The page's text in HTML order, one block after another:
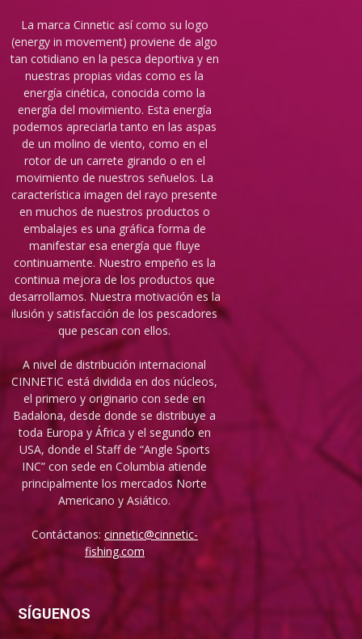
La marca Cinnetic así como su logo
(energy in movement) proviene de algo
tan cotidiano en la pesca deportiva y en
nuestras propias vidas como es la
energía cinética, conocida como la
energía del movimiento. Esta energía
podemos apreciarla tanto en las aspas
de un molino de viento, como en el
rotor de un carrete girando o en el
movimiento de nuestros señuelos. La
característica imagen del rayo presente
en muchos de nuestros productos o
embalajes es una gráfica forma de
manifestar esa energía que fluye
continuamente. Nuestro empeño es la
continua mejora de los productos que
desarrollamos. Nuestra motivación es la
ilusión y satisfacción de los pescadores
que pescan con ellos.
A nivel de distribución internacional
CINNETIC está dividida en dos núcleos,
el primero y originario con sede en
Badalona, desde donde se distribuye a
toda Europa y África y el segundo en
USA, donde el Staff de “Angle Sports
INC” con sede en Columbia atiende
principalmente los mercados Norte
Americano y Asiático.
Contáctanos: cinnetic@cinnetic-
fishing.com
SÍGUENOS